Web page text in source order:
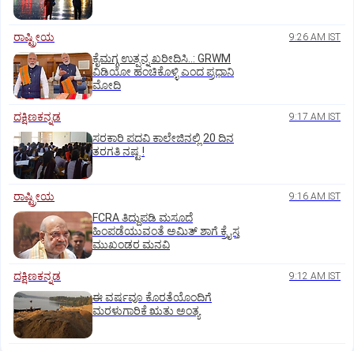
ರಾಷ್ಟ್ರೀಯ 9:26 AM IST
ಕೈಮಗ್ಗ ಉತ್ಪನ್ನ ಖರೀದಿಸಿ..: GRWM
ವಿಡಿಯೋ ಹಂಚಿಕೊಳ್ಳಿ ಎಂದ ಪ್ರಧಾನಿ
ಮೋದಿ
ದಕ್ಷಿಣಕನ್ನಡ 9:17 AM IST
ಸರಕಾರಿ ಪದವಿ ಕಾಲೇಜಿನಲ್ಲಿ 20 ದಿನ
ತರಗತಿ ನಷ್ಟ !
ರಾಷ್ಟ್ರೀಯ 9:16 AM IST
FCRA ತಿದ್ದುಪಡಿ ಮಸೂದೆ
ಹಿಂಪಡೆಯುವಂತೆ ಅಮಿತ್‌ ಶಾಗೆ ಕ್ರೈಸ್ತ
ಮುಖಂಡರ ಮನವಿ
ದಕ್ಷಿಣಕನ್ನಡ 9:12 AM IST
ಈ ವರ್ಷವೂ ಕೊರತೆಯೊಂದಿಗೆ
ಮರಳುಗಾರಿಕೆ ಋತು ಅಂತ್ಯ